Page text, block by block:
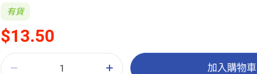
$13.50
有貨
加入購物車